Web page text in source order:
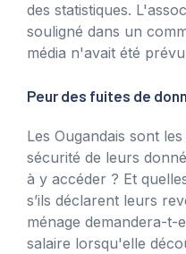
des statistiques.
souligné dans un
média n'avait été
Peur des fuites de
Les Ougandais sont
sécurité de leurs
à y accéder ? Et
s’ils déclarent leurs
ménage demandera-t-
salaire lorsqu'elle